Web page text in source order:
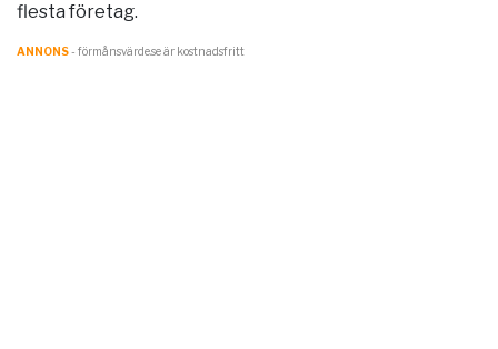
flesta företag.
ANNONS- förmånsvärde.se är kostnadsfritt